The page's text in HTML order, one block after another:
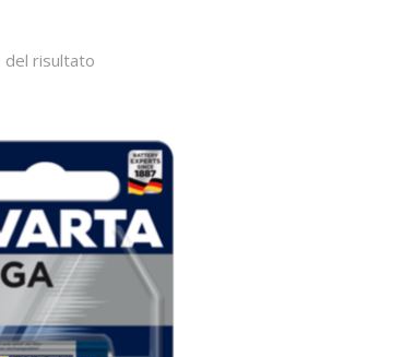
del risultato